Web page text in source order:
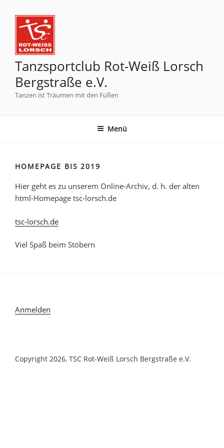
Tanzsportclub Rot-Weiß Lorsch
Bergstraße e.V.
Tanzen ist Träumen mit den Füßen
Menü
HOMEPAGE BIS 2019
Hier geht es zu unserem Online-Archiv, d. h. der alten
html-Homepage tsc-lorsch.de
tsc-lorsch.de
Viel Spaß beim Stöbern
Anmelden
Copyright 2026, TSC Rot-Weiß Lorsch Bergstraße e.V.